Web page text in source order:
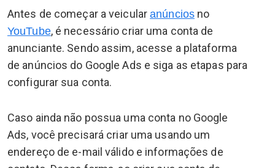
Antes de começar a veicularanúnciosno
YouTube, é necessário criar uma conta de
anunciante. Sendo assim, acesse a plataforma
de anúncios do Google Ads e siga as etapas para
configurar sua conta.
Caso ainda não possua uma conta no Google
Ads, você precisará criar uma usando um
endereço de e-mail válido e informações de